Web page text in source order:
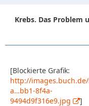
Krebs. Das Problem
[Blockierte Grafik:
http://
a…bb1-8f4a-
9494d9f316e9.jpg
]